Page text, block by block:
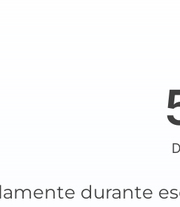
durante